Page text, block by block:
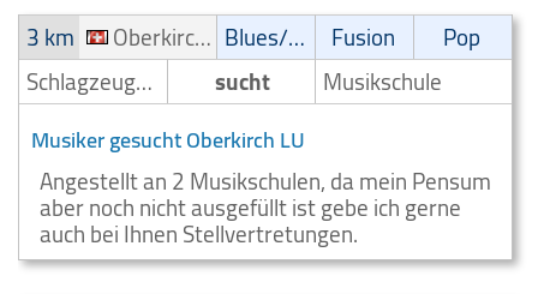
3 km
Oberkirch LU Blues/Swing Fusion
Pop
Schlagzeuger/Drummer
sucht Musikschule
Musiker gesucht Oberkirch LU
Angestellt an 2 Musikschulen, da mein Pensum
aber noch nicht ausgefüllt ist gebe ich gerne
auch bei Ihnen Stellvertretungen.